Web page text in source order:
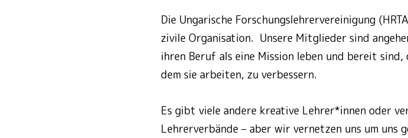
Die Ungarische Forschungslehrervereinigung
zivile Organisation. Unsere Mitglieder sind
ihren Beruf als eine Mission leben und bereit sind,
dem sie arbeiten, zu verbessern.
Es gibt viele andere kreative Lehrer*innen oder
Lehrerverbände – aber wir vernetzen uns um uns